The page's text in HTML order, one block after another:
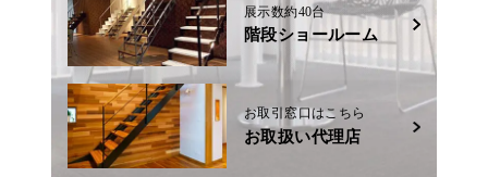
展示数約40台
階段ショールーム
お取引窓口はこちら
お取扱い代理店